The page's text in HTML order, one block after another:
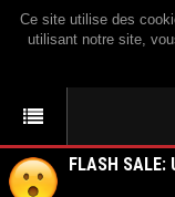
Ce site utilise des
utilisant notre site,
FLASH